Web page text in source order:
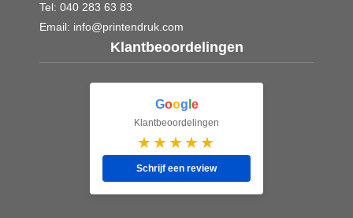
Tel: 040 283 63 83
Email: info@printendruk.com
Klantbeoordelingen
Goog e
Klantbeoordelingen
★★★★★
Schrijf een review